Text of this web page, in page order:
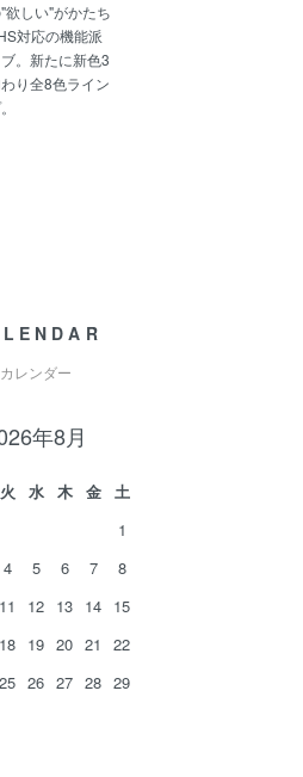
欲しい"がかたち
対応の機能派
。新たに新色3
り全8色ライン
カレンダー
年8月
火 水 木 金
土
1
4 5 6 7
8
11 12 13 14 15
18 19 20 21
22
25 26 27 28 29